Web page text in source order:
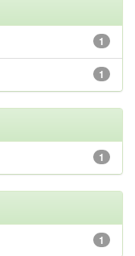
1
1
1
1